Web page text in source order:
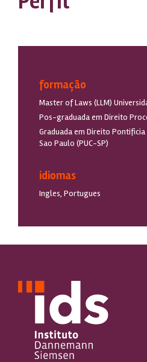
formação
Master of Laws (LLM)
Pos-graduada em Direito
Graduada em Direito
Sao Paulo (PUC-SP)
idiomas
Ingles, Portugues